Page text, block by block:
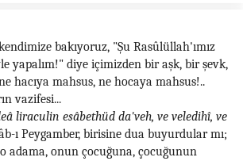
bakıyoruz, "Şu Rasûlüllah'ımız
yapalım!" diye içimizden bir aşk, bir şevk,
hacıya mahsus, ne hocaya mahsus!..
vazifesi...
liraculin esâbethüd da'veh, ve veledihî, ve
ı Peygamber, birisine dua buyurdular mı;
adama, onun çocuğuna, çocuğunun